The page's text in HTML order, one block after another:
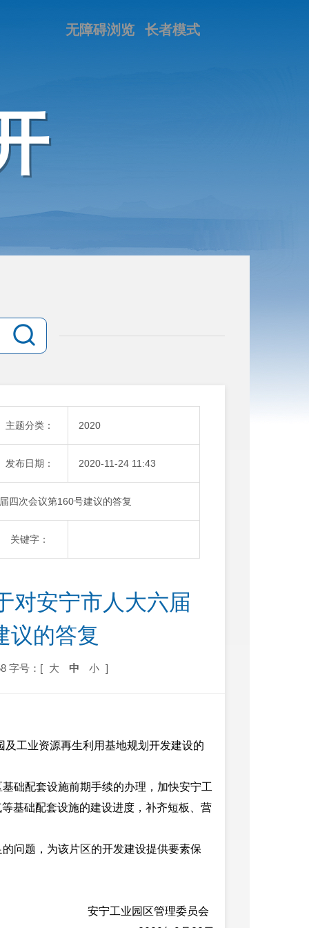
长者模式
无障碍浏览
主题分类： 2020
发布日期： 2020-11-24 11:43
四次会议第160号建议的答复
关键字：
对安宁市人大六届
议的答复
字号：[ 大 中 小 ]
工业资源再生利用基地规划开发建设的
础配套设施前期手续的办理，加快安宁工
基础配套设施的建设进度，补齐短板、营
问题，为该片区的开发建设提供要素保
安宁工业园区管理委员会